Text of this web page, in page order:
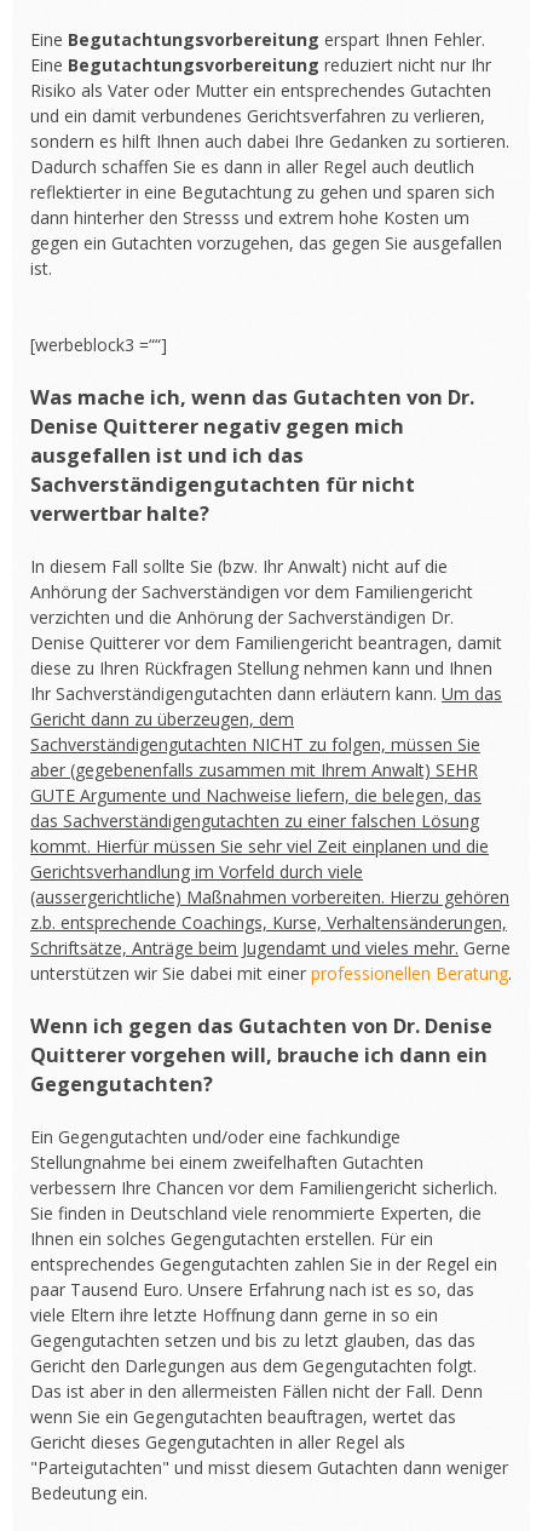
Eine Begutachtungsvorbereitung erspart Ihnen Fehler.
Eine Begutachtungsvorbereitung reduziert nicht nur Ihr
Risiko als Vater oder Mutter ein entsprechendes Gutachten
und ein damit verbundenes Gerichtsverfahren zu verlieren,
sondern es hilft Ihnen auch dabei Ihre Gedanken zu sortieren.
Dadurch schaffen Sie es dann in aller Regel auch deutlich
reflektierter in eine Begutachtung zu gehen und sparen sich
dann hinterher den Stresss und extrem hohe Kosten um
gegen ein Gutachten vorzugehen, das gegen Sie ausgefallen
ist.
[werbeblock3 =““]
Was mache ich, wenn das Gutachten von Dr.
Denise Quitterer negativ gegen mich
ausgefallen ist und ich das
Sachverständigengutachten für nicht
verwertbar halte?
In diesem Fall sollte Sie (bzw. Ihr Anwalt) nicht auf die
Anhörung der Sachverständigen vor dem Familiengericht
verzichten und die Anhörung der Sachverständigen Dr.
Denise Quitterer vor dem Familiengericht beantragen, damit
diese zu Ihren Rückfragen Stellung nehmen kann und Ihnen
Ihr Sachverständigengutachten dann erläutern kann. Um das
Gericht dann zu überzeugen, dem
Sachverständigengutachten NICHT zu folgen, müssen Sie
aber (gegebenenfalls zusammen mit Ihrem Anwalt) SEHR
GUTE Argumente und Nachweise liefern, die belegen, das
das Sachverständigengutachten zu einer falschen Lösung
kommt. Hierfür müssen Sie sehr viel Zeit einplanen und die
Gerichtsverhandlung im Vorfeld durch viele
(aussergerichtliche) Maßnahmen vorbereiten. Hierzu gehören
z.b. entsprechende Coachings, Kurse, Verhaltensänderungen,
Schriftsätze, Anträge beim Jugendamt und vieles mehr. Gerne
unterstützen wir Sie dabei mit einer professionellen Beratung.
Wenn ich gegen das Gutachten von Dr. Denise
Quitterer vorgehen will, brauche ich dann ein
Gegengutachten?
Ein Gegengutachten und/oder eine fachkundige
Stellungnahme bei einem zweifelhaften Gutachten
verbessern Ihre Chancen vor dem Familiengericht sicherlich.
Sie finden in Deutschland viele renommierte Experten, die
Ihnen ein solches Gegengutachten erstellen. Für ein
entsprechendes Gegengutachten zahlen Sie in der Regel ein
paar Tausend Euro. Unsere Erfahrung nach ist es so, das
viele Eltern ihre letzte Hoffnung dann gerne in so ein
Gegengutachten setzen und bis zu letzt glauben, das das
Gericht den Darlegungen aus dem Gegengutachten folgt.
Das ist aber in den allermeisten Fällen nicht der Fall. Denn
wenn Sie ein Gegengutachten beauftragen, wertet das
Gericht dieses Gegengutachten in aller Regel als
"Parteigutachten" und misst diesem Gutachten dann weniger
Bedeutung ein.